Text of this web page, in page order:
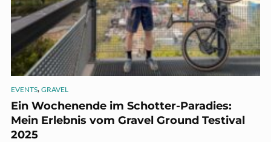
EVENTS, GRAVEL
Ein Wochenende im Schotter-Paradies:
Mein Erlebnis vom Gravel Ground Testival
2025